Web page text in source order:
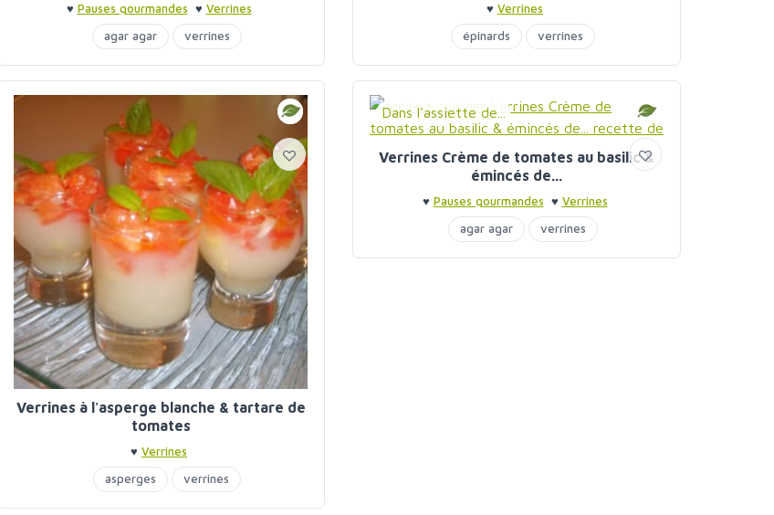
♥ Pauses gourmandes ♥ Verrines
agar agar
verrines
♥ Verrines
épinards
verrines
Verrines à l'asperge blanche & tartare de
tomates
♥ Verrines
asperges
verrines
Dans l'assiette de...
Verrines Crème de tomates au basilic &
émincés de...
♥ Pauses gourmandes ♥ Verrines
agar agar
verrines